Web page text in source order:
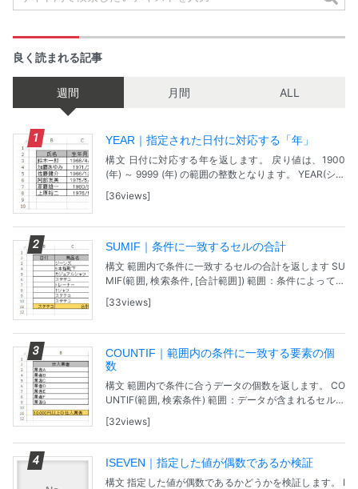
良く読まれる記事
週間 月間 ALL
YEAR｜指定された日付に対応する「年」
構文 日付に対応する年を返します。 戻り値は、1900
(年) ～ 9999 (年) の範囲の整数となります。 YEAR(シリ
問題 【サンプルファ...
36views
SUMIF｜条件に一致するセルの合計
構文 範囲内で条件に一致するセルの合計を返します SU
MIF(範囲, 検索条件, [合計範囲]) 範囲：条件によって評
いるセル。数値、式、セル範囲、文...
33views
COUNTIF｜範囲内の条件に一致する要素の個
数
構文 範囲内で条件に合うデータの個数を返します。 CO
UNTIF(範囲, 検索条件) 範囲：データが含まれるセル範
されているセル。数値、式、セル参照、...
32views
ISEVEN｜指定した値が偶数であるか検証
構文 指定した値が偶数であるかどうかを検証します。 I